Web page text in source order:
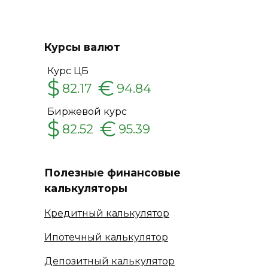
Курсы валют
Курс ЦБ
$ 82.17 € 94.84
Биржевой курс
$ 82.52 € 95.39
Полезные финансовые
калькуляторы
Кредитный калькулятор
Ипотечный калькулятор
Депозитный калькулятор